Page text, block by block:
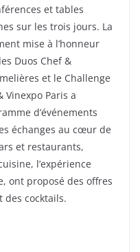
et tables
sur les trois jours. La
mise à l’honneur
Duos Chef &
et le Challenge
Vinexpo Paris a
d’événements
échanges au cœur de
et restaurants,
l’expérience
ont proposé des offres
cocktails.